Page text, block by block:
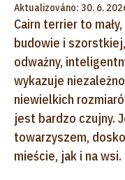
Aktualizováno: 30. 6.
Cairn terrier to
budowie i
odważny,
wykazuje
niewielkich
jest bardzo czujny.
towarzyszem,
mieście, jak i na wsi.